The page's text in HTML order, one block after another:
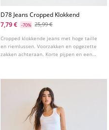
D78 Jeans Cropped Klokkend
7,79 €
-70% 25,99 €
Cropped klokkende jeans met hoge taille
en riemlussen. Voorzakken en opgezette
zakken achteraan. Korte pijpen en een
verschillende kleuren.